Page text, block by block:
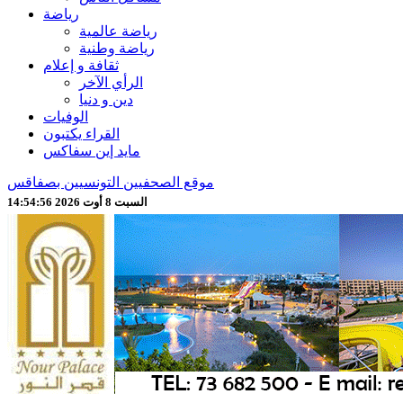
رياضة
رياضة عالمية
رياضة وطنية
ثقافة و إعلام
الرأي الآخر
دين و دنيا
الوفيات
القراء يكتبون
مايد إين سفاكس
موقع الصحفيين التونسيين بصفاقس
السبت 8 أوت 2026 14:54:58